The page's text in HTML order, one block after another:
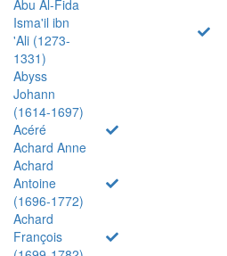
Abu Al-Fida
Isma'il ibn
'Ali (1273-
1331)
Abyss
Johann
(1614-1697)
Acéré
Achard Anne
Achard
Antoine
(1696-1772)
Achard
François